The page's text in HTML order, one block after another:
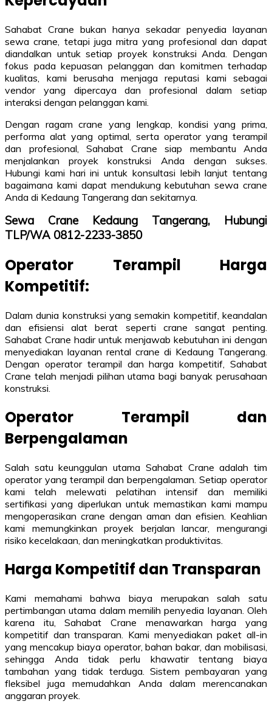
Sahabat Crane bukan hanya sekadar penyedia layanan
sewa crane, tetapi juga mitra yang profesional dan dapat
diandalkan untuk setiap proyek konstruksi Anda. Dengan
fokus pada kepuasan pelanggan dan komitmen terhadap
kualitas, kami berusaha menjaga reputasi kami sebagai
vendor yang dipercaya dan profesional dalam setiap
interaksi dengan pelanggan kami.
Dengan ragam crane yang lengkap, kondisi yang prima,
performa alat yang optimal, serta operator yang terampil
dan profesional, Sahabat Crane siap membantu Anda
menjalankan proyek konstruksi Anda dengan sukses.
Hubungi kami hari ini untuk konsultasi lebih lanjut tentang
bagaimana kami dapat mendukung kebutuhan sewa crane
Anda di Kedaung Tangerang dan sekitarnya.
Sewa Crane Kedaung Tangerang, Hubungi
TLP/WA 0812-2233-3850
Operator Terampil Harga
Kompetitif:
Dalam dunia konstruksi yang semakin kompetitif, keandalan
dan efisiensi alat berat seperti crane sangat penting.
Sahabat Crane hadir untuk menjawab kebutuhan ini dengan
menyediakan layanan rental crane di Kedaung Tangerang.
Dengan operator terampil dan harga kompetitif, Sahabat
Crane telah menjadi pilihan utama bagi banyak perusahaan
konstruksi.
Operator Terampil dan
Berpengalaman
Salah satu keunggulan utama Sahabat Crane adalah tim
operator yang terampil dan berpengalaman. Setiap operator
kami telah melewati pelatihan intensif dan memiliki
sertifikasi yang diperlukan untuk memastikan kami mampu
mengoperasikan crane dengan aman dan efisien. Keahlian
kami memungkinkan proyek berjalan lancar, mengurangi
risiko kecelakaan, dan meningkatkan produktivitas.
Harga Kompetitif dan Transparan
Kami memahami bahwa biaya merupakan salah satu
pertimbangan utama dalam memilih penyedia layanan. Oleh
karena itu, Sahabat Crane menawarkan harga yang
kompetitif dan transparan. Kami menyediakan paket all-in
yang mencakup biaya operator, bahan bakar, dan mobilisasi,
sehingga Anda tidak perlu khawatir tentang biaya
tambahan yang tidak terduga. Sistem pembayaran yang
fleksibel juga memudahkan Anda dalam merencanakan
anggaran proyek.